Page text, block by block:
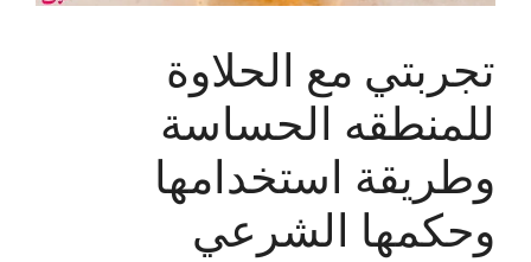
تجربتي مع الحلاوة
للمنطقه الحساسة
وطريقة استخدامها
وحكمها الشرعي